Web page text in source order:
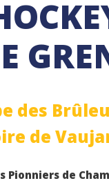
des
de
Pionniers de